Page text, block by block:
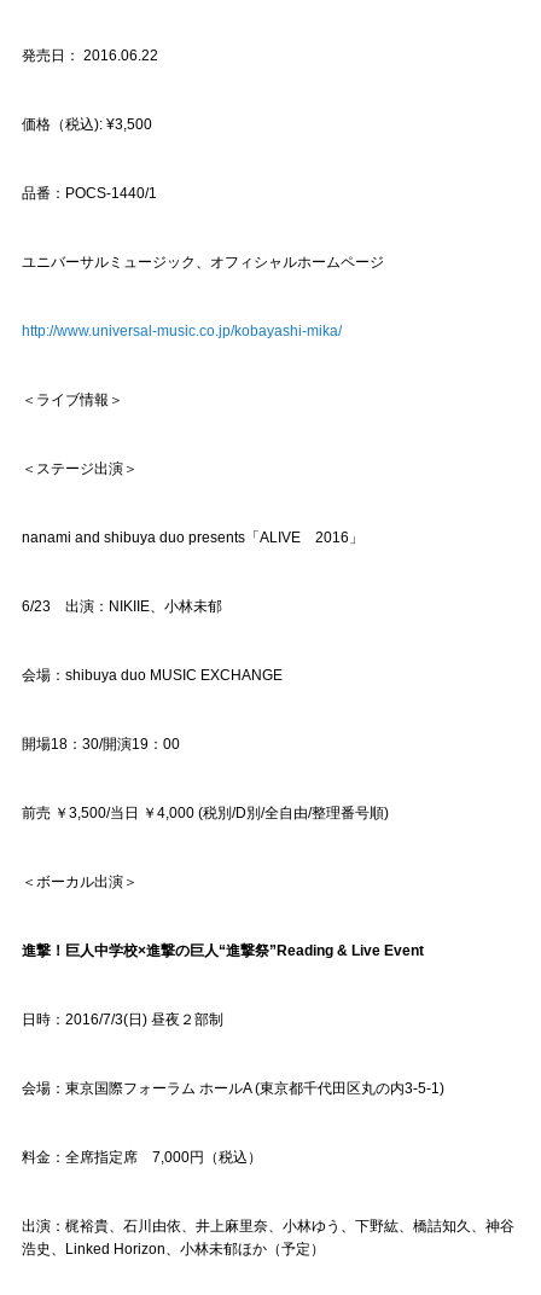
発売日： 2016.06.22
価格（税込): ¥3,500
品番：POCS-1440/1
ユニバーサルミュージック、オフィシャルホームページ
http://www.universal-music.co.jp/kobayashi-mika/
＜ライブ情報＞
＜ステージ出演＞
nanami and shibuya duo presents「ALIVE 2016」
6/23 出演：NIKIIE、小林未郁
会場：shibuya duo MUSIC EXCHANGE
開場18：30/開演19：00
前売 ￥3,500/当日 ￥4,000 (税別/D別/全自由/整理番号順)
＜ボーカル出演＞
進撃！巨人中学校×進撃の巨人“進撃祭”Reading & Live Event
日時：2016/7/3(日) 昼夜２部制
会場：東京国際フォーラム ホールA (東京都千代田区丸の内3-5-1)
料金：全席指定席 7,000円（税込）
出演：梶裕貴、石川由依、井上麻里奈、小林ゆう、下野紘、橋詰知久、神谷
浩史、Linked Horizon、小林未郁ほか（予定）